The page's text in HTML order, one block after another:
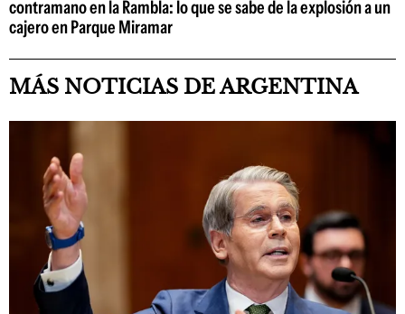
contramano en la Rambla: lo que se sabe de la explosión a un
cajero en Parque Miramar
MÁS NOTICIAS DE ARGENTINA